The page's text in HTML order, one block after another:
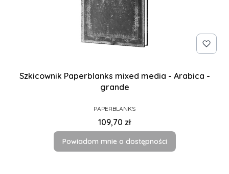
Szkicownik Paperblanks mixed media - Arabica -
grande
PRODUCENT
PAPERBLANKS
Cena
109,70 zł
Powiadom mnie o dostępności